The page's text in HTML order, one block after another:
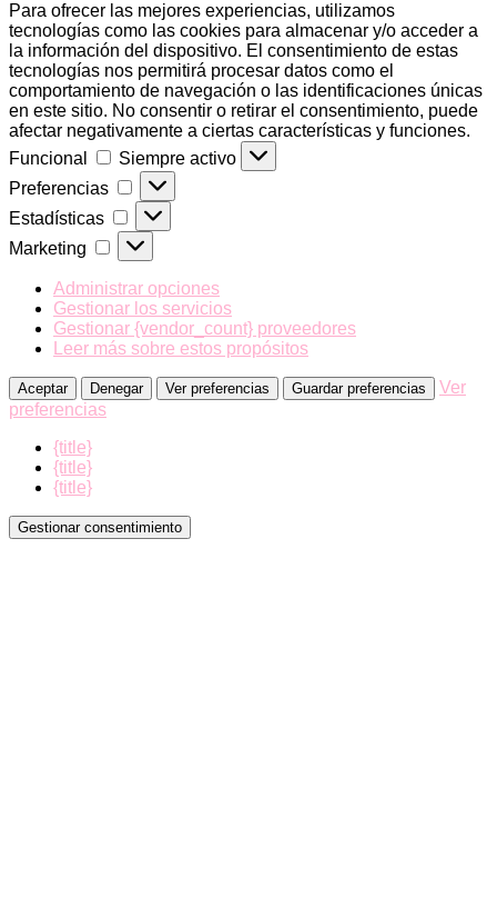
Para ofrecer las mejores experiencias, utilizamos
tecnologías como las cookies para almacenar y/o acceder a
la información del dispositivo. El consentimiento de estas
tecnologías nos permitirá procesar datos como el
comportamiento de navegación o las identificaciones únicas
en este sitio. No consentir o retirar el consentimiento, puede
afectar negativamente a ciertas características y funciones.
Funcional
Funcional
Siempre activo
Preferencias
Preferencias
Estadísticas Estadísticas
Marketing Marketing
Administrar opciones
Gestionar los servicios
Gestionar {vendor_count} proveedores
Leer más sobre estos propósitos
Aceptar Denegar Ver preferencias Guardar preferencias
Ver
preferencias
{title}
{title}
{title}
Gestionar consentimiento